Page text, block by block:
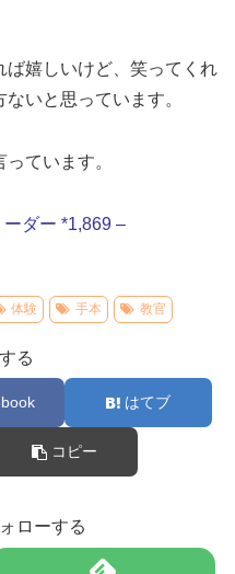
ば嬉しいけど、笑ってくれ
いと思っています。
ています。
ダー *1,869 –
体験 手本 教官
る
はてブ
コピー
ローする